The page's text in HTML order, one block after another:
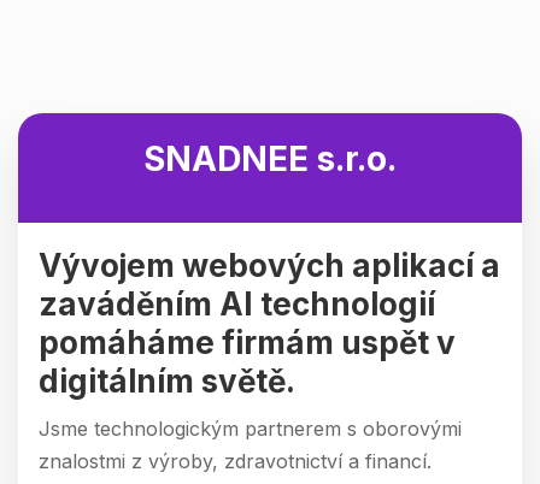
SNADNEE s.r.o.
Vývojem webových aplikací a
zaváděním AI technologií
pomáháme firmám uspět v
digitálním světě.
Jsme technologickým partnerem s oborovými
znalostmi z výroby, zdravotnictví a financí.